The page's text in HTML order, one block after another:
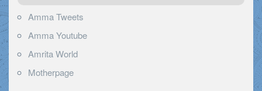
Amma Tweets
Amma Youtube
Amrita World
Motherpage